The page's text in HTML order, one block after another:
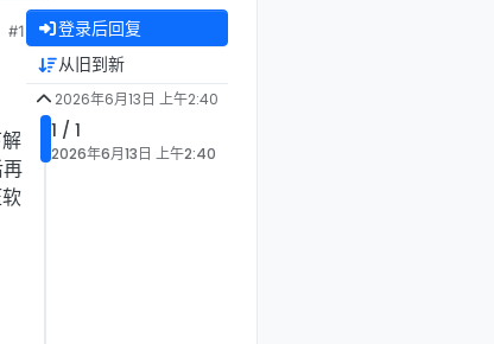
#1 登录后回复
从旧到新
2026年6月13日 上午2:40
1 / 1
2026年6月13日 上午2:40